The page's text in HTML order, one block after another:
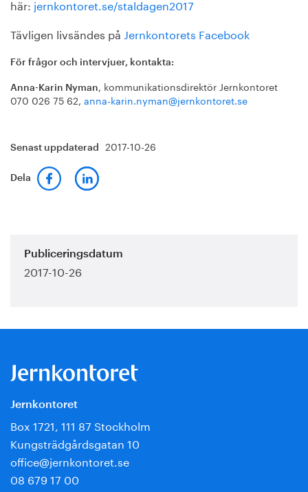
här: jernkontoret.se/staldagen2017
Tävligen livsändes på Jernkontorets Facebook
För frågor och intervjuer, kontakta:
Anna-Karin Nyman, kommunikationsdirektör Jernkontoret
070 026 75 62, anna-karin.nyman@jernkontoret.se
Senast uppdaterad 2017-10-26
Dela
Publiceringsdatum
2017-10-26
Jernkontoret
Box 1721, 111 87 Stockholm
Kungsträdgårdsgatan 10
office@jernkontoret.se
08 679 17 00